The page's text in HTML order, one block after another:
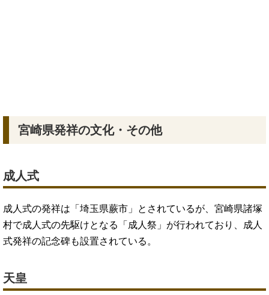
宮崎県発祥の文化・その他
成人式
成人式の発祥は「埼玉県蕨市」とされているが、宮崎県諸塚
村で成人式の先駆けとなる「成人祭」が行われており、成人
式発祥の記念碑も設置されている。
天皇